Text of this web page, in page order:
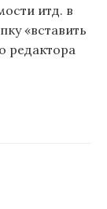
итд. в
«вставить
редактора